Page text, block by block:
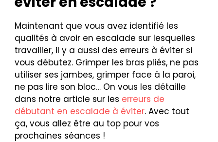
Maintenant que vous avez identifié les
qualités à avoir en escalade sur lesquelles
travailler, il y a aussi des erreurs à éviter si
vous débutez. Grimper les bras pliés, ne pas
utiliser ses jambes, grimper face à la paroi,
ne pas lire son bloc… On vous les détaille
dans notre article sur les erreurs de
débutant en escalade à éviter. Avec tout
ça, vous allez être au top pour vos
prochaines séances !